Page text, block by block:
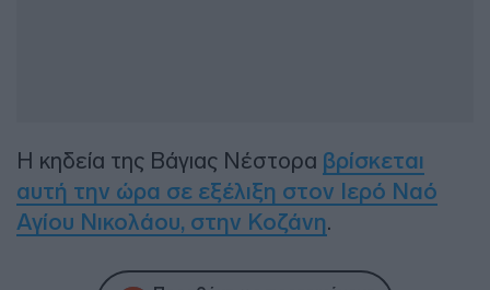
Η κηδεία της Βάγιας Νέστορα βρίσκεται
αυτή την ώρα σε εξέλιξη στον Ιερό Ναό
Αγίου Νικολάου, στην Κοζάνη.